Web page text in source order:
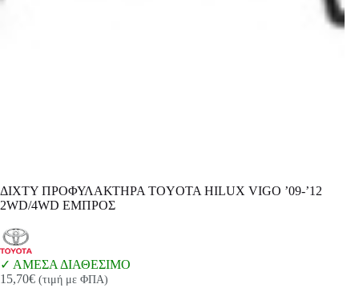
ΔΙΧΤΥ ΠΡΟΦΥΛΑΚΤΗΡΑ TOYOTA HILUX VIGO ’09-’12
2WD/4WD ΕΜΠΡΟΣ
ΑΜΕΣΑ ΔΙΑΘΕΣΙΜΟ
15,70€ (τιμή με ΦΠΑ)